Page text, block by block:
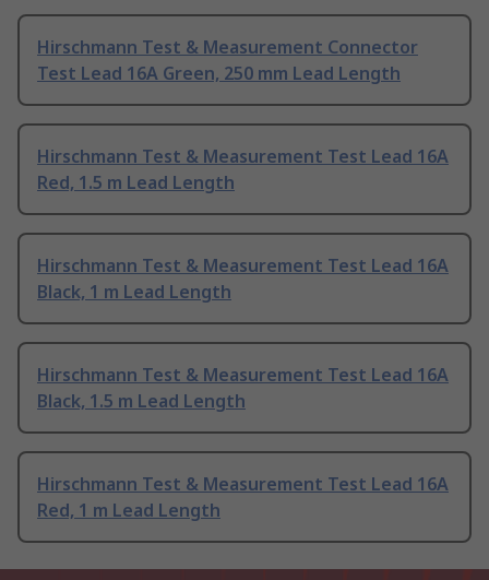
Hirschmann Test & Measurement Connector
Test Lead 16A Green, 250 mm Lead Length
Hirschmann Test & Measurement Test Lead 16A
Red, 1.5 m Lead Length
Hirschmann Test & Measurement Test Lead 16A
Black, 1 m Lead Length
Hirschmann Test & Measurement Test Lead 16A
Black, 1.5 m Lead Length
Hirschmann Test & Measurement Test Lead 16A
Red, 1 m Lead Length